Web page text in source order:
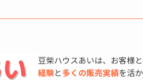
豆柴ハウスあいは、お客様
経験と多くの販売実績を活